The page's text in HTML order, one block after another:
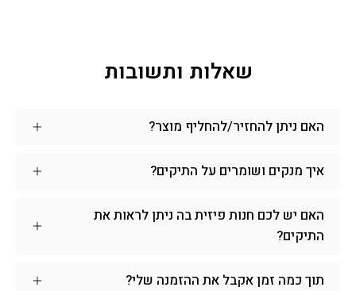
שאלות ותשובות
האם ניתן להחזיר/להחליף מוצר?
איך מנקים ושומרים על התיקים?
האם יש לכם חנות פיזית בה ניתן לראות את
התיקים?
תוך כמה זמן אקבל את ההזמנה שלי?